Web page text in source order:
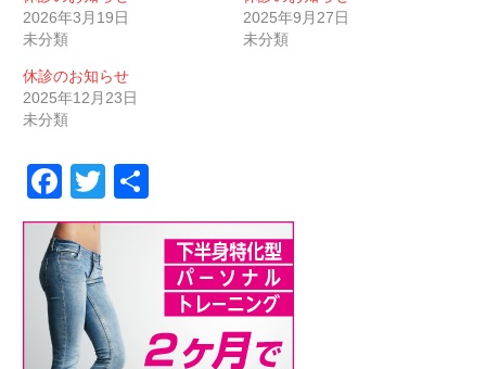
2026年3月19日
未分類
2025年9月27日
未分類
休診のお知らせ
2025年12月23日
未分類
Facebook
Twitter
有